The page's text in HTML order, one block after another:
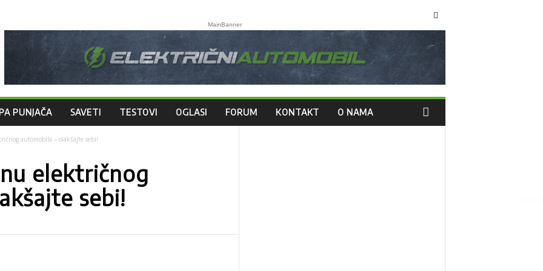
MainBanner
PUNJAČA SAVETI TESTOVI OGLASI FORUM KONTAKT O NAMA
automobila – olakšajte sebi!
električnog
sebi!